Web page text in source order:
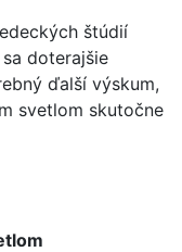
štúdií
doterajšie
ďalší výskum,
svetlom skutočne